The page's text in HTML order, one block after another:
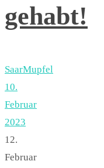
gehabt!
SaarMupfel
10.
Februar
2023
12.
Februar